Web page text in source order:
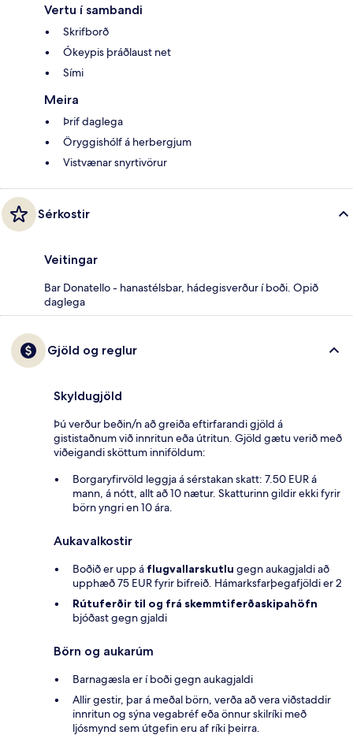
Vertu í sambandi
Skrifborð
Ókeypis þráðlaust net
Sími
Meira
Þrif daglega
Öryggishólf á herbergjum
Vistvænar snyrtivörur
Sérkostir
Veitingar
Bar Donatello - hanastélsbar, hádegisverður í boði. Opið
daglega
Gjöld og reglur
Skyldugjöld
Þú verður beðin/n að greiða eftirfarandi gjöld á
gististaðnum við innritun eða útritun. Gjöld gætu verið með
viðeigandi sköttum inniföldum:
Borgaryfirvöld leggja á sérstakan skatt: 7.50 EUR á
mann, á nótt, allt að 10 nætur. Skatturinn gildir ekki fyrir
börn yngri en 10 ára.
Aukavalkostir
Boðið er upp á flugvallarskutlu gegn aukagjaldi að
upphæð 75 EUR fyrir bifreið. Hámarksfarþegafjöldi er 2
Rútuferðir til og frá skemmtiferðaskipahöfn
bjóðast gegn gjaldi
Börn og aukarúm
Barnagæsla er í boði gegn aukagjaldi
Allir gestir, þar á meðal börn, verða að vera viðstaddir
innritun og sýna vegabréf eða önnur skilríki með
ljósmynd sem útgefin eru af ríki þeirra.